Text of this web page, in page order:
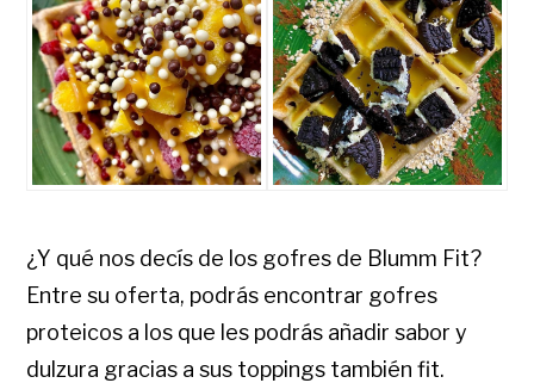
¿Y qué nos decís de los gofres de Blumm Fit?
Entre su oferta, podrás encontrar gofres
proteicos a los que les podrás añadir sabor y
dulzura gracias a sus toppings también fit.